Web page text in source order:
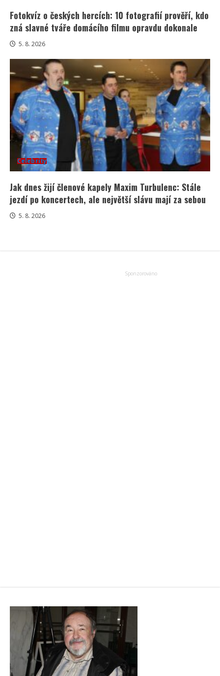
Fotokvíz o českých hercích: 10 fotografií prověří, kdo
zná slavné tváře domácího filmu opravdu dokonale
5. 8. 2026
Celebrity
Jak dnes žijí členové kapely Maxim Turbulenc: Stále
jezdí po koncertech, ale největší slávu mají za sebou
5. 8. 2026